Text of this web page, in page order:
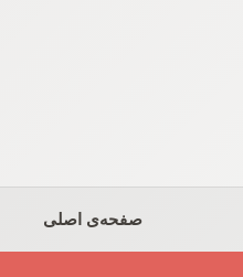
صفحه‌ی اصلی